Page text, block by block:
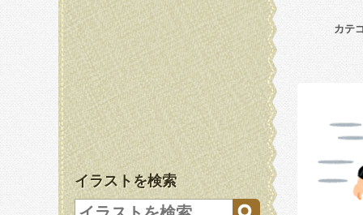
イラストを検索
カテ